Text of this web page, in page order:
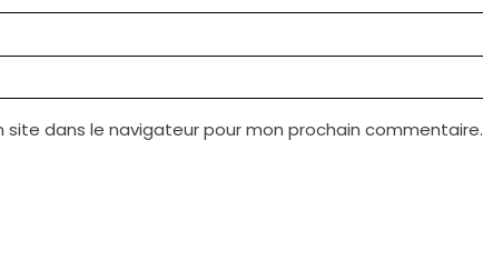
dans le navigateur pour mon prochain commentaire.